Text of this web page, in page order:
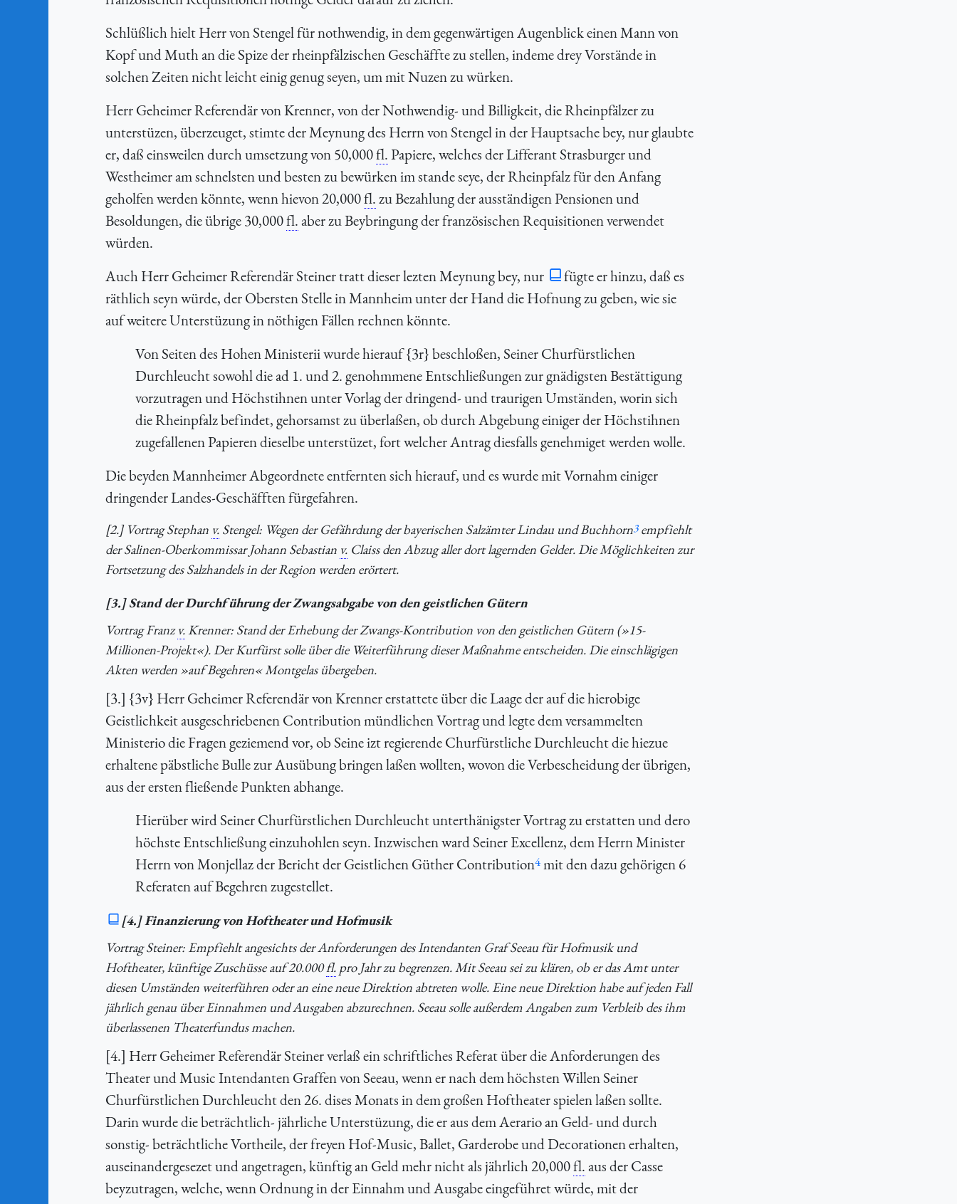
Schlüßlich hielt Herr von Stengel für nothwendig, in dem gegenwärtigen Augenblick einen Mann von
Kopf und Muth an die Spize der rheinpfälzischen Geschäffte zu stellen, indeme drey Vorstände in
solchen Zeiten nicht leicht einig genug seyen, um mit Nuzen zu würken.
Herr Geheimer Referendär von Krenner, von der Nothwendig- und Billigkeit, die Rheinpfälzer zu
unterstüzen, überzeuget, stimte der Meynung des Herrn von Stengel in der Hauptsache bey, nur glaubte
er, daß einsweilen durch umsetzung von 50,000fl.Papiere, welches der Lifferant Strasburger und
Westheimer am schnelsten und besten zu bewürken im stande seye, der Rheinpfalz für den Anfang
geholfen werden könnte, wenn hievon 20,000fl.zu Bezahlung der ausständigen Pensionen und
Besoldungen, die übrige 30,000fl.aber zu Beybringung der französischen Requisitionen verwendet
würden.
Auch Herr Geheimer Referendär Steiner tratt dieser lezten Meynung bey, nur
fügte er hinzu, daß es
räthlich seyn würde, der Obersten Stelle in Mannheim unter der Hand die Hofnung zu geben, wie sie
auf weitere Unterstüzung in nöthigen Fällen rechnen könnte.
Von Seiten des Hohen Ministerii wurde hierauf {3r} beschloßen, Seiner Churfürstlichen
Durchleucht sowohl die ad 1. und 2. genohmmene Entschließungen zur gnädigsten Bestättigung
vorzutragen und Höchstihnen unter Vorlag der dringend- und traurigen Umständen, worin sich
die Rheinpfalz befindet, gehorsamst zu überlaßen, ob durch Abgebung einiger der Höchstihnen
zugefallenen Papieren dieselbe unterstüzet, fort welcher Antrag diesfalls genehmiget werden wolle.
Die beyden Mannheimer Abgeordnete entfernten sich hierauf, und es wurde mit Vornahm einiger
dringender Landes-Geschäfften fürgefahren.
[2.] Vortrag Stephan v. Stengel: Wegen der Gefährdung der bayerischen Salzämter Lindau und Buchhorn3empfiehlt
der Salinen-Oberkommissar Johann Sebastian v. Claiss den Abzug aller dort lagernden Gelder. Die Möglichkeiten zur
Fortsetzung des Salzhandels in der Region werden erörtert.
[3.] Stand der Durchführung der Zwangsabgabe von den geistlichen Gütern
Vortrag Franzv. Krenner: Stand der Erhebung der Zwangs-Kontribution von den geistlichen Gütern (»15-
Millionen-Projekt«). Der Kurfürst solle über die Weiterführung dieser Maßnahme entscheiden. Die einschlägigen
Akten werden »auf Begehren« Montgelas übergeben.
[3.] {3v} Herr Geheimer Referendär von Krenner erstattete über die Laage der auf die hierobige
Geistlichkeit ausgeschriebenen Contribution mündlichen Vortrag und legte dem versammelten
Ministerio die Fragen geziemend vor, ob Seine izt regierende Churfürstliche Durchleucht die hiezue
erhaltene päbstliche Bulle zur Ausübung bringen laßen wollten, wovon die Verbescheidung der übrigen,
aus der ersten fließende Punkten abhange.
Hierüber wird Seiner Churfürstlichen Durchleucht unterthänigster Vortrag zu erstatten und dero
höchste Entschließung einzuhohlen seyn. Inzwischen ward Seiner Excellenz, dem Herrn Minister
Herrn von Monjellaz der Bericht der Geistlichen Güther Contribution4mit den dazu gehörigen 6
Referaten auf Begehren zugestellet.
[4.] Finanzierung von Hoftheater und Hofmusik
Vortrag Steiner: Empfiehlt angesichts der Anforderungen des Intendanten Graf Seeau für Hofmusik und
Hoftheater, künftige Zuschüsse auf 20.000fl. pro Jahr zu begrenzen. Mit Seeau sei zu klären, ob er das Amt unter
diesen Umständen weiterführen oder an eine neue Direktion abtreten wolle. Eine neue Direktion habe auf jeden Fall
jährlich genau über Einnahmen und Ausgaben abzurechnen. Seeau solle außerdem Angaben zum Verbleib des ihm
überlassenen Theaterfundus machen.
[4.] Herr Geheimer Referendär Steiner verlaß ein schriftliches Referat über die Anforderungen des
Theater und Music Intendanten Graffen von Seeau, wenn er nach dem höchsten Willen Seiner
Churfürstlichen Durchleucht den 26. dises Monats in dem großen Hoftheater spielen laßen sollte.
Darin wurde die beträchtlich- jährliche Unterstüzung, die er aus dem Aerario an Geld- und durch
sonstig- beträchtliche Vortheile, der freyen Hof-Music, Ballet, Garderobe und Decorationen erhalten,
auseinandergesezet und angetragen, künftig an Geld mehr nicht als jährlich 20,000fl.aus der Casse
beyzutragen, welche, wenn Ordnung in der Einnahm und Ausgabe eingeführet würde, mit der